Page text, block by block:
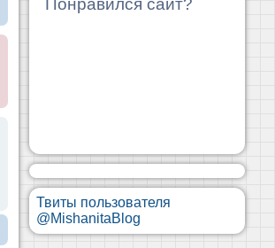
Понравился сайт?
Твиты пользователя
@MishanitaBlog